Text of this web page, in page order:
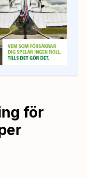
för